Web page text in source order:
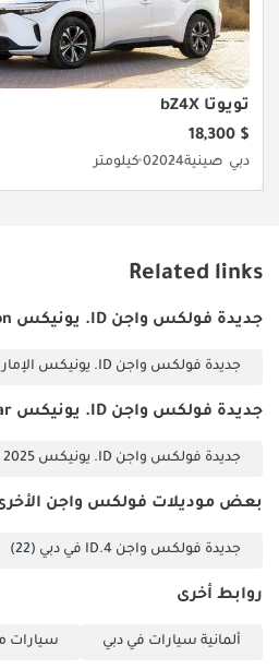
تويوتا bZ4X
$ 18,300
دبي صينية20240 كيلومتر
Related links
جديدة فولكس واجن ID. يونيكس by Location
جديدة فولكس واجن ID. يونيكس الإمارات
جديدة فولكس واجن ID. يونيكس by Year
جديدة فولكس واجن ID. يونيكس 2025
بعض موديلات فولكس واجن
جديدة فولكس واجن ID.4 في دبي (22)
روابط أخرى
ألمانية سيارات في دبي سيارات